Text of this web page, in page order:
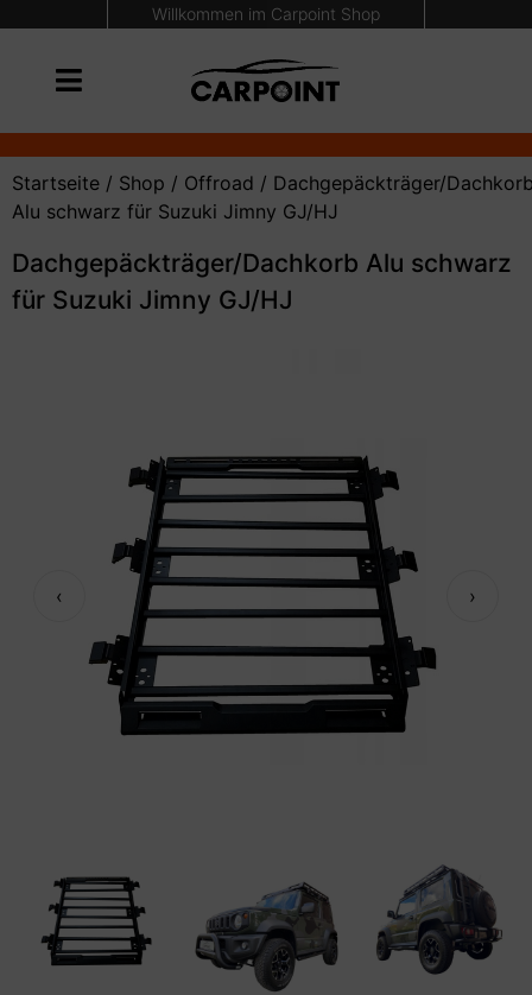
Willkommen im Carpoint Shop
Startseite / Shop / Offroad / Dachgepäckträger/
Alu schwarz für Suzuki Jimny GJ/HJ
Dachgepäckträger/Dachkorb Alu schwarz
für Suzuki Jimny GJ/HJ
‹ ›